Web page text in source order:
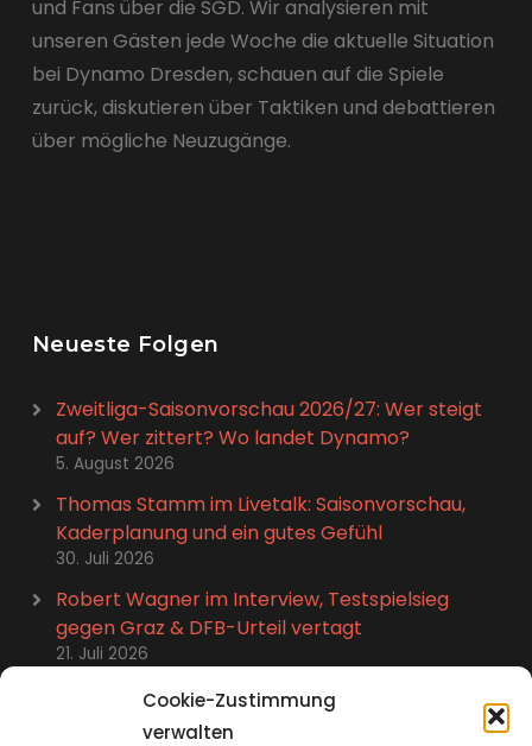
Cookie-Zustimmung
verwalten
und Fans über die SGD. Wir analysieren mit
unseren Gästen jede Woche die aktuelle Situation
bei Dynamo Dresden, schauen auf die Spiele
zurück, diskutieren über Taktiken und debattieren
über mögliche Neuzugänge.
Neueste Folgen
Zweitliga-Saisonvorschau 2026/27: Wer steigt
auf? Wer zittert? Wo landet Dynamo?
5. August 2026
Thomas Stamm im Livetalk: Saisonvorschau,
Kaderplanung und ein gutes Gefühl
30. Juli 2026
Robert Wagner im Interview, Testspielsieg
gegen Graz & DFB-Urteil vertagt
21. Juli 2026
Stefan Kutschke im Talk: Abschied, Karriere-
Highlights und neues Leben